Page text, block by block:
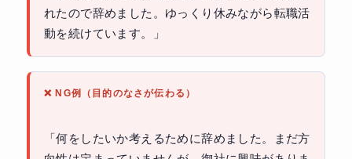
れたので辞めました。ゆっくり休みながら転職活
動を続けています。」
❌ NG例（目的のなさが伝わる）
「何をしたいか考えるために辞めました。まだ方